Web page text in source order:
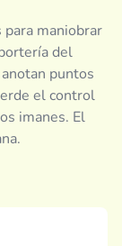
maniobrar
del
puntos
el control
imanes. El